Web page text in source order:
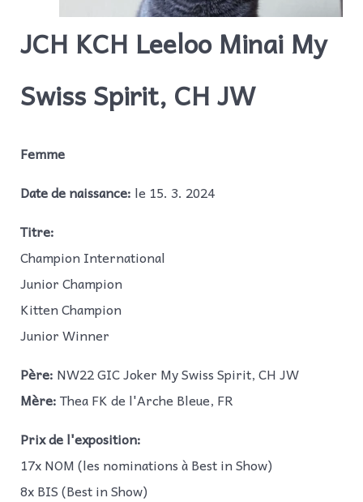
JCH KCH Leeloo Minai My
Swiss Spirit, CH JW
Femme
Date de naissance: le 15. 3. 2024
Titre:
Champion International
Junior Champion
Kitten Champion
Junior Winner
Père: NW22 GIC Joker My Swiss Spirit, CH JW
Mère:Thea FK de l'Arche Bleue, FR
Prix de l'exposition:
17x NOM (les nominations à Best in Show)
8x BIS (Best in Show)